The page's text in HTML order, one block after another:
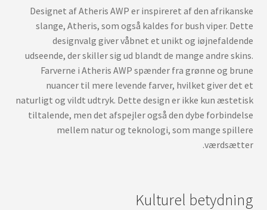
Designet af Atheris AWP er inspireret af den afrikanske
slange, Atheris, som også kaldes for bush viper. Dette
designvalg giver våbnet et unikt og iøjnefaldende
udseende, der skiller sig ud blandt de mange andre skins.
Farverne i Atheris AWP spænder fra grønne og brune
nuancer til mere levende farver, hvilket giver det et
naturligt og vildt udtryk. Dette design er ikke kun æstetisk
tiltalende, men det afspejler også den dybe forbindelse
mellem natur og teknologi, som mange spillere
værdsætter.
Kulturel betydning